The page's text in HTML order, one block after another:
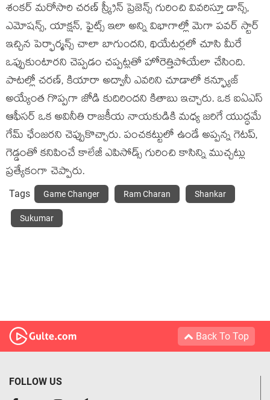
శంకర్ మరోసారి చరణ్ స్క్రీన్ ప్రెజెన్స్ గురించి వివరిస్తూ డాన్స్,
ఎమోషన్స్, యాక్షన్, ఫైట్స్ ఇలా అన్ని విభాగాల్లో మెగా పవర్ స్టార్
ఇచ్చిన పెర్ఫార్మన్స్ చాలా బాగుందని, థియేటర్లలో చూసి మీరే
ఒప్పుకుంటారని చెప్పడం చప్పట్లతో హోరెత్తిపోయేలా చేసింది.
పాటల్లో చరణ్, కియారా అద్వానీ ఎవరిని చూడాలో కన్ఫ్యూజ్
అయ్యేంత గొప్పగా జోడి కుదిరిందని కితాబు ఇచ్చారు. ఒక ఐఏఎస్
ఆఫీసర్ ఒక అవినీతి రాజకీయ నాయకుడికి మధ్య జరిగే యుద్ధమే
గేమ్ ఛేంజరని చెప్పుకొచ్చారు. పంచకట్టులో ఉండే అప్పన్న గెటప్,
గెడ్డంతో కనిపించే కాలేజీ ఎపిసోడ్స్ గురించి కాసిన్ని ముచ్చట్లు
ప్రత్యేకంగా చెప్పారు.
Tags Game Changer Ram Charan Shankar
Sukumar
Back To Top
FOLLOW US